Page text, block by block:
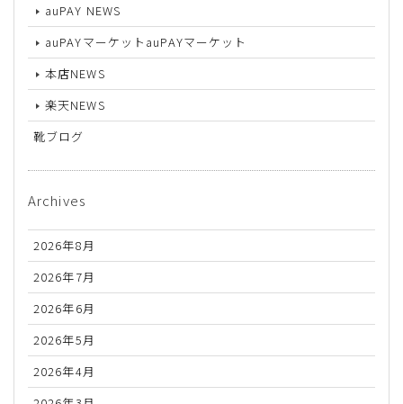
auPAY NEWS
auPAYマーケットauPAYマーケット
本店NEWS
楽天NEWS
靴ブログ
Archives
2026年8月
2026年7月
2026年6月
2026年5月
2026年4月